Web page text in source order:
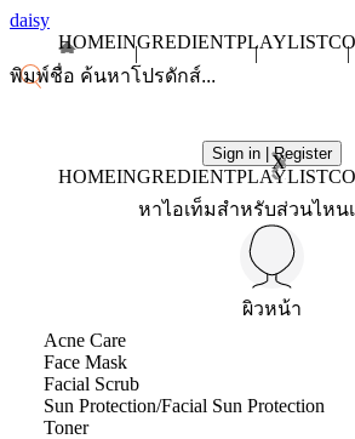
daisy
HOMEINGREDIENTPLAYLIST
Sign in | Register
X
HOMEINGREDIENTPLAYLIST
หาไอเท็มสำหรับส่วนไหน
ผิวหน้า
Acne Care
Face Mask
Facial Scrub
Sun Protection/Facial Sun Protection
Toner